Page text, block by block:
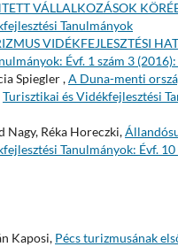
VÁLLALKOZÁSOK
Tanulmányok
VIDÉKFEJLESZTÉSI
Évf. 1 szám 3
Spiegler ,A Duna-menti
Turisztikai és Vidékfejlesztési
Nagy, Réka Horeczki,
Tanulmányok: Évf.
Kaposi, Pécs turizmusának